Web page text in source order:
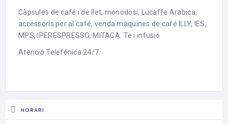
Càpsules de café i de llet, monodosi, Lucaffe Arabica,
accessoris per al café, venda màquines de café ILLY, IES,
MPS, IPERESPRESSO, MITACA. Te i infusió
Atenció Telefónica 24/7.
HORARI